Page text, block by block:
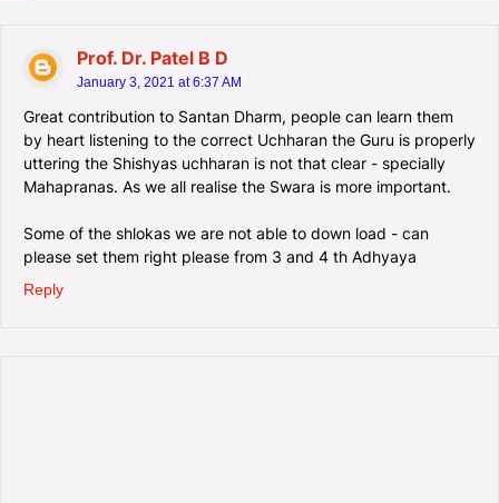
Prof. Dr. Patel B D
January 3, 2021 at 6:37 AM
Great contribution to Santan Dharm, people can learn them
by heart listening to the correct Uchharan the Guru is properly
uttering the Shishyas uchharan is not that clear - specially
Mahapranas. As we all realise the Swara is more important.
Some of the shlokas we are not able to down load - can
please set them right please from 3 and 4 th Adhyaya
Reply